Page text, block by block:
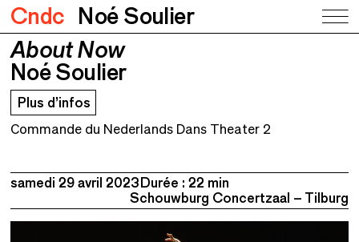
Cndc Noé Soulier
About Now
Noé Soulier
About Now
Noé Soulier
Plus d’infos
Commande du Nederlands Dans Theater 2
samedi 29 avril 2023 Durée : 22 min
Schouwburg Concertzaal – Tilburg